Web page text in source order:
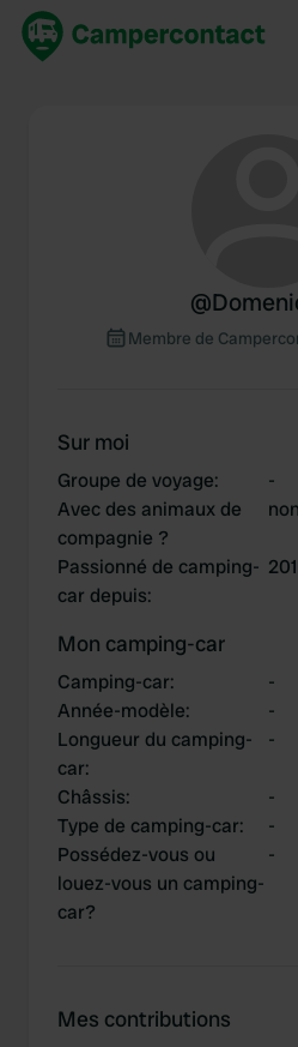
@
Membre de
Sur moi
Groupe de voyage:
-
Avec des animaux de
compagnie ?
non
Passionné de camping-
car depuis:
Mon camping-car
Camping-car:
-
Année-modèle:
-
Longueur du camping-
car:
-
Châssis:
-
Type de camping-car:
-
Possédez-vous ou
louez-vous un camping-
car?
-
Mes contributions